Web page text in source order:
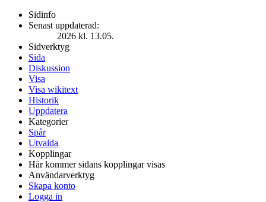
Sidinfo
Senast uppdaterad:
2026 kl. 13.05.
Sidverktyg
Sida
Diskussion
Visa
Visa wikitext
Historik
Uppdatera
Kategorier
Spår
Utvalda
Kopplingar
Här kommer sidans kopplingar visas
Användarverktyg
Skapa konto
Logga in